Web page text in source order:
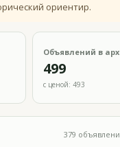
ориентир.
Объявлений в
499
с ценой: 493
379